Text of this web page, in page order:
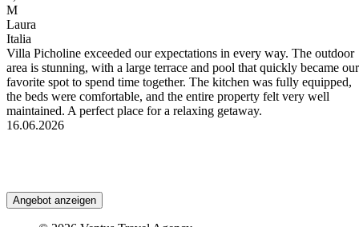
M
Laura
Italia
Villa Picholine exceeded our expectations in every way. The outdoor
area is stunning, with a large terrace and pool that quickly became our
favorite spot to spend time together. The kitchen was fully equipped,
the beds were comfortable, and the entire property felt very well
maintained. A perfect place for a relaxing getaway.
16.06.2026
Angebot anzeigen